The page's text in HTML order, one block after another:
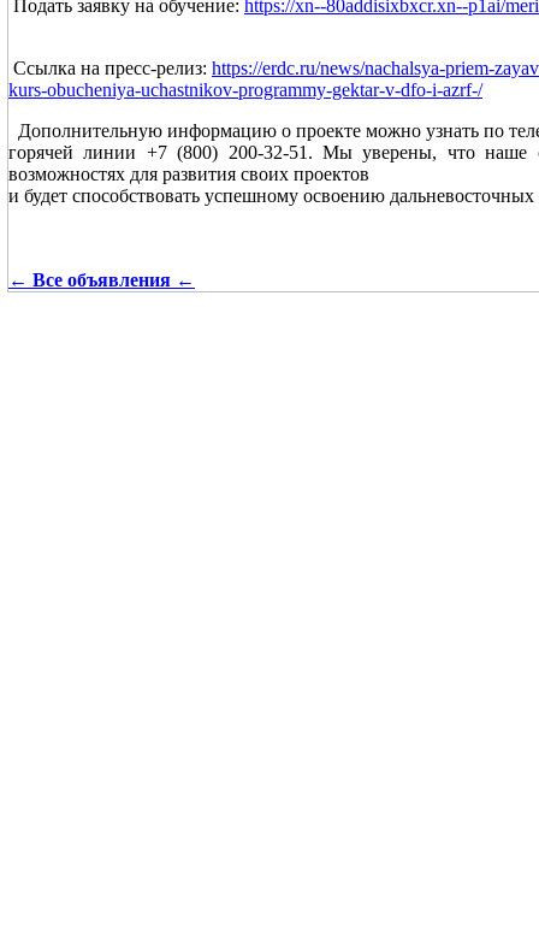
Подать заявку на обучение: https://xn--80addisixbxcr.xn--p1ai/
Ссылка на пресс-релиз: https://erdc.ru/news/nachalsya-priem-
kurs-obucheniya-uchastnikov-programmy-gektar-v-dfo-i-azrf-/
Дополнительную информацию о проекте можно узнать по
горячей линии +7 (800) 200-32-51. Мы уверены, что наше
возможностях для развития своих проектов
и будет способствовать успешному освоению дальневосточных
← Все объявления ←